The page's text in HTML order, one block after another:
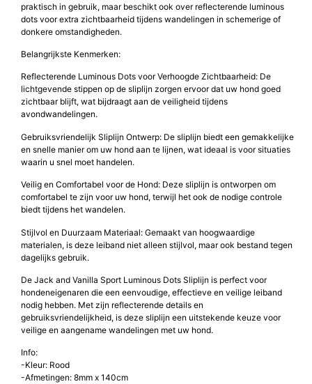
praktisch in gebruik, maar beschikt ook over reflecterende luminous
dots voor extra zichtbaarheid tijdens wandelingen in schemerige of
donkere omstandigheden.
Belangrijkste Kenmerken:
Reflecterende Luminous Dots voor Verhoogde Zichtbaarheid: De
lichtgevende stippen op de sliplijn zorgen ervoor dat uw hond goed
zichtbaar blijft, wat bijdraagt aan de veiligheid tijdens
avondwandelingen.
Gebruiksvriendelijk Sliplijn Ontwerp: De sliplijn biedt een gemakkelijke
en snelle manier om uw hond aan te lijnen, wat ideaal is voor situaties
waarin u snel moet handelen.
Veilig en Comfortabel voor de Hond: Deze sliplijn is ontworpen om
comfortabel te zijn voor uw hond, terwijl het ook de nodige controle
biedt tijdens het wandelen.
Stijlvol en Duurzaam Materiaal: Gemaakt van hoogwaardige
materialen, is deze leiband niet alleen stijlvol, maar ook bestand tegen
dagelijks gebruik.
De Jack and Vanilla Sport Luminous Dots Sliplijn is perfect voor
hondeneigenaren die een eenvoudige, effectieve en veilige leiband
nodig hebben. Met zijn reflecterende details en
gebruiksvriendelijkheid, is deze sliplijn een uitstekende keuze voor
veilige en aangename wandelingen met uw hond.
Info:
-Kleur: Rood
-Afmetingen: 8mm x 140cm